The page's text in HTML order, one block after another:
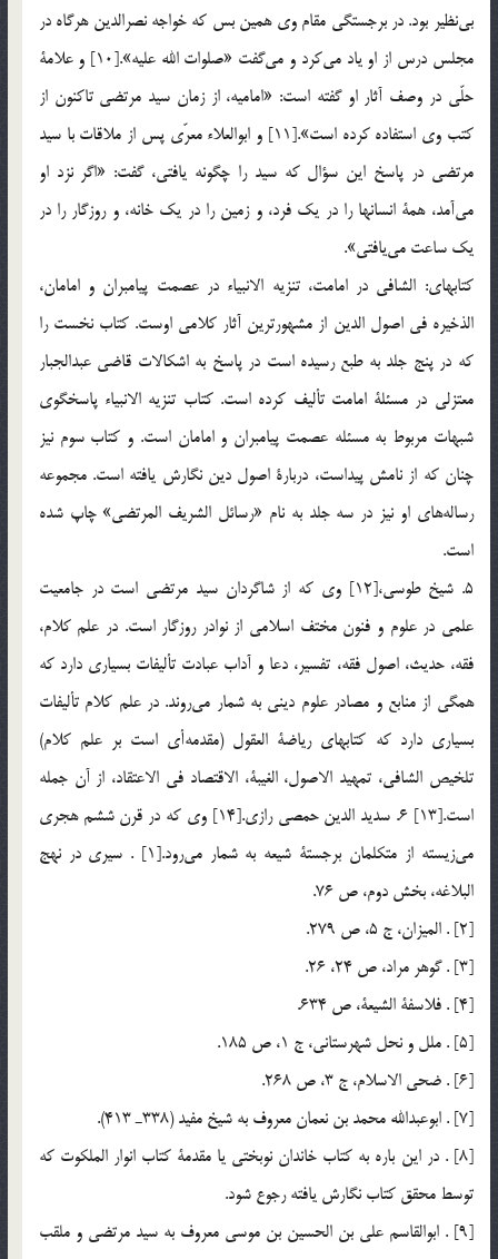
بي‌نظير بود. در برجستگي مقام وي همين بس كه خواجه نصرالدين هرگاه در
مجلس درس از او ياد مي‌كرد و مي‌گفت «صلوات الله عليه».[10] و علامة
حلّي در وصف آثار او گفته است: «اماميه، از زمان سيد مرتضي تاكنون از
كتب وي استفاده كرده است».[11] و ابوالعلاء معرّي پس از ملاقات با سيد
مرتضي در پاسخ اين سؤال كه سيد را چگونه يافتي، گفت: «اگر نزد او
مي‌آمد، همة انسانها را در يك فرد، و زمين را در يك خانه، و روزگار را در
يك ساعت مي‌يافتي».
كتابهاي: الشافي در امامت، تنزيه الانبياء در عصمت پيامبران و امامان،
الذخيره في اصول الدين از مشهورترين آثار كلامي اوست. كتاب نخست را
كه در پنج جلد به طبع رسيده است در پاسخ به اشكالات قاضي عبدالجبار
معتزلي در مسئلة امامت تأليف كرده است. كتاب تنزيه الانبياء پاسخگوي
شبهات مربوط به مسئله عصمت پيامبران و امامان است. و كتاب سوم نيز
چنان كه از نامش پيداست، دربارة اصول دين نگارش يافته است. مجموعه
رساله‌هاي او نيز در سه جلد به نام «رسائل الشريف المرتضي» چاپ شده
است.
5. شيخ طوسي،[12] وي كه از شاگردان سيد مرتضي است در جامعيت
علمي در علوم و فنون مختف اسلامي از نوادر روزگار است. در علم كلام،
فقه، حديث، اصول فقه، تفسير، دعا و آداب عبادت تأليفات بسياري دارد كه
همگي از منابع و مصادر علوم ديني به شمار مي‌روند. در علم كلام تأليفات
بسياري دارد كه كتابهاي رياضة العقول (مقدمه‌أي است بر علم كلام)
تلخيص الشافي، تمهيد الاصول، الغيبة، الاقتصاد في الاعتقاد، از آن جمله
است.[13] 6. سديد الدين حمصي رازي.[14] وي كه در قرن ششم هجري
مي‌زيسته از متكلمان برجستة شيعه به شمار مي‌رود.[1] . سيري در نهج
البلاغه، بخش دوم، ص 76.
[2] . الميزان، ج 5، ص 279.
[3] . گوهر مراد، ص 24، 26.
[4] . فلاسفة الشيعة، ص 634.
[5] . ملل و نحل شهرستاني، ج 1، ص 185.
[6] . ضحي الاسلام، ج 3، ص 268.
[7] . ابوعبدالله محمد بن نعمان معروف به شيخ مفيد (338ـ 413).
[8] . در اين باره به كتاب خاندان نوبختي يا مقدمة كتاب انوار الملكوت كه
توسط محقق كتاب نگارش يافته رجوع شود.
[9] . ابوالقاسم علي بن الحسين بن موسي معروف به سيد مرتضي و ملقب